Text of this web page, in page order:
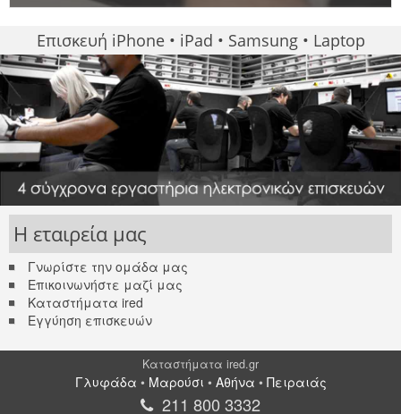
Επισκευή iPhone • iPad • Samsung • Laptop
Η εταιρεία μας
Γνωρίστε την ομάδα μας
Επικοινωνήστε μαζί μας
Καταστήματα ired
Εγγύηση επισκευών
Καταστήματα ired.gr
Γλυφάδα • Μαρούσι • Αθήνα • Πειραιάς
211 800 3332